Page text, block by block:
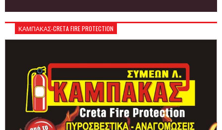
ΚΑΜΠΑΚΑΣ-CRETA FIRE PROTECTION